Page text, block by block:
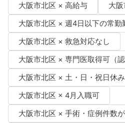
大阪市北区 × 高給与
大
大阪市北区 × 週4日以下の常勤
大阪市北区 × 救急対応なし
大阪市北区 × 専門医取得可（認
大阪市北区 × 土・日・祝日休み
大阪市北区 × 4月入職可
大阪市北区 × 手術・症例件数